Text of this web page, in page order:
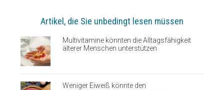
Artikel, die Sie unbedingt lesen müssen
Multivitamine könnten die Alltagsfähigkeit
älterer Menschen unterstützen
Weniger Eiweiß könnte den